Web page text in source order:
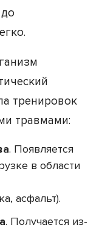
тренировок
травмами:
. Появляется
в области
асфальт).
. Получается из-